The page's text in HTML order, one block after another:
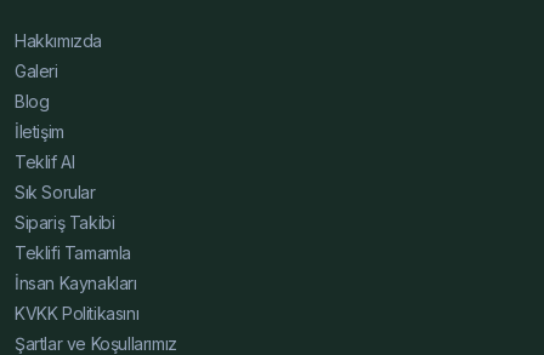
Hakkımızda
Galeri
Blog
İletişim
Teklif Al
Sık Sorular
Sipariş Takibi
Teklifi Tamamla
İnsan Kaynakları
KVKK Politikasını
Şartlar ve Koşullarımız